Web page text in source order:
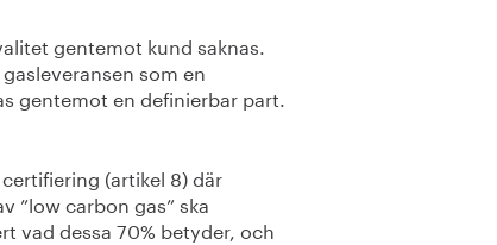
gentemot kund saknas.
som en
gentemot en definierbar part.
(artikel 8) där
”low carbon gas” ska
vad dessa 70% betyder, och